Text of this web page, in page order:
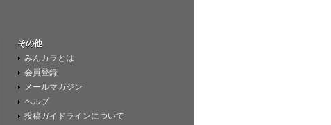
その他
みんカラとは
会員登録
メールマガジン
ヘルプ
投稿ガイドラインについて